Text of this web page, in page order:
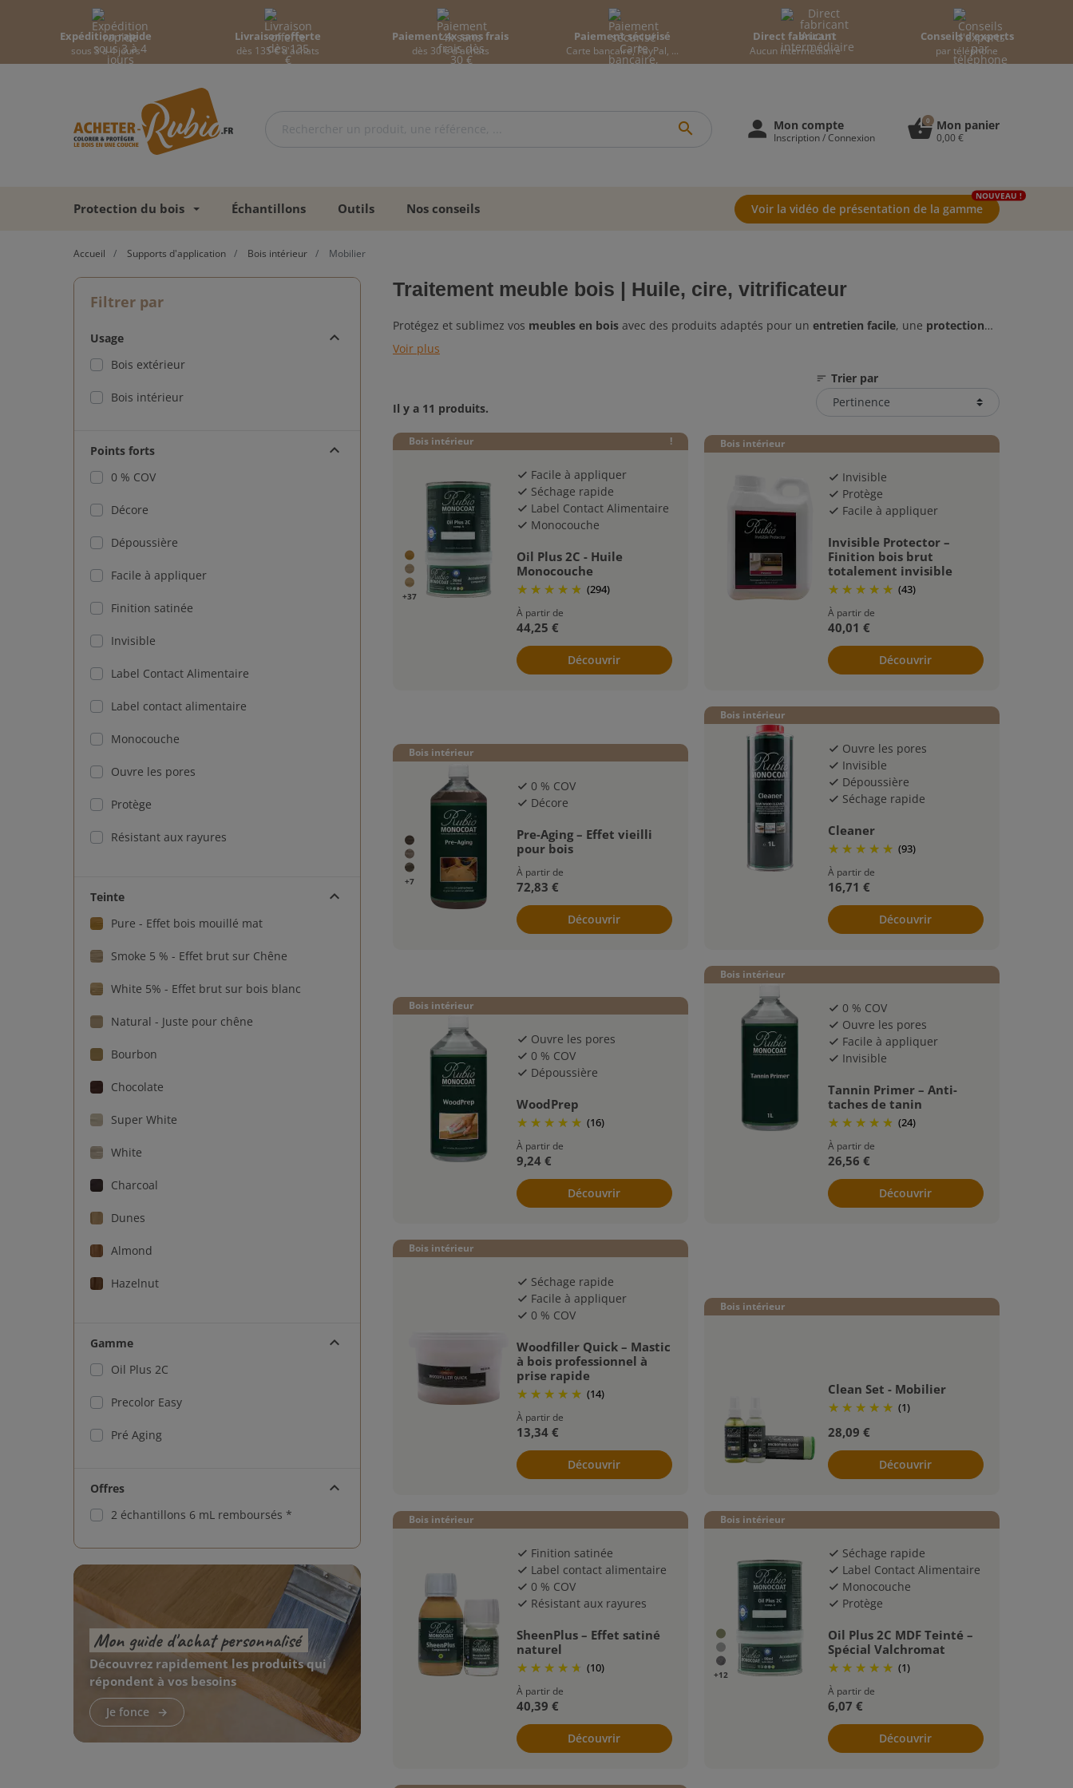
Expédition rapide
sous 3 à 4 jours
Livraison offerte
dès 135 € d'achats
Paiement 4x sans frais
dès 30 € d'achats
Paiement sécurisé
Carte bancaire, PayPal, ...
Direct fabricant
Aucun intermédiaire
Conseils d'experts
par téléphone
search person Mon compte
Inscription / Connexion shopping_basket
0 Mon panier
0,00 €
Protection du bois Échantillons Outils Nos conseils Voir la vidéo de présentation de la gamme
NOUVEAU !
Accueil Supports d'application Bois intérieur Mobilier
Filtrer par
Usage
Bois extérieur
Bois intérieur
Points forts
0 % COV
Décore
Dépoussière
Facile à appliquer
Finition satinée
Invisible
Label Contact Alimentaire
Label contact alimentaire
Monocouche
Ouvre les pores
Protège
Résistant aux rayures
Teinte
Pure - Effet bois mouillé mat
Smoke 5 % - Effet brut sur Chêne
White 5% - Effet brut sur bois blanc
Natural - Juste pour chêne
Bourbon
Chocolate
Super White
White
Charcoal
Dunes
Almond
Hazelnut
Light Roast
Castle Brown - Juste pour Chêne
Dulce
Authentic #1
Authentic #2
Authentic #5
Authentic #6
Dark Oak - Juste pour Chêne
Cotton White
Gamme
Oil Plus 2C
Precolor Easy
Pré Aging
Offres
2 échantillons 6 mL remboursés *
Mon guide d'achat personnalisé
Découvrez rapidement les produits qui
répondent à vos besoins
Je fonce
Traitement meuble bois | Huile, cire, vitrificateur
Protégez et sublimez vos meubles en boisavec des produits adaptés pour un entretien facile, une protection
durable
offrent une
Voir plus
Il y a 11 produits.
sort Trier par
Bois intérieur !
+37
check Facile à appliquer
check Séchage rapide
check Label Contact Alimentaire
check Monocouche
Oil Plus 2C - Huile
Monocouche
(294)
À partir de
44,25 €
Découvrir
Bois intérieur
check Invisible
check Protège
check Facile à appliquer
Invisible Protector –
Finition bois brut
totalement invisible
(43)
À partir de
40,01 €
Découvrir
Bois intérieur
+7
check 0 % COV
check Décore
Pre-Aging – Effet vieilli
pour bois
À partir de
72,83 €
Découvrir
Bois intérieur
check Ouvre les pores
check Invisible
check Dépoussière
check Séchage rapide
Cleaner
(93)
À partir de
16,71 €
Découvrir
Bois intérieur
check Ouvre les pores
check 0 % COV
check Dépoussière
WoodPrep
(16)
À partir de
9,24 €
Découvrir
Bois intérieur
check 0 % COV
check Ouvre les pores
check Facile à appliquer
check Invisible
Tannin Primer – Anti-
taches de tanin
(24)
À partir de
26,56 €
Découvrir
Bois intérieur
check Séchage rapide
check Facile à appliquer
check 0 % COV
Woodfiller Quick – Mastic
à bois professionnel à
prise rapide
(14)
À partir de
13,34 €
Découvrir
Bois intérieur
Clean Set - Mobilier
(1)
28,09 €
Découvrir
Bois intérieur
check Finition satinée
check Label contact alimentaire
check 0 % COV
check Résistant aux rayures
SheenPlus – Effet satiné
naturel
(10)
À partir de
40,39 €
Découvrir
Bois intérieur
+12
check Séchage rapide
check Label Contact Alimentaire
check Monocouche
check Protège
Oil Plus 2C MDF Teinté –
Spécial Valchromat
(1)
À partir de
6,07 €
Découvrir